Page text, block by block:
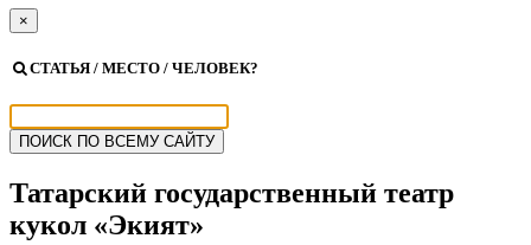
×
СТАТЬЯ / МЕСТО / ЧЕЛОВЕК?
Татарский государственный театр
кукол «Экият»